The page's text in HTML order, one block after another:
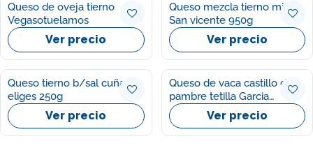
Queso de oveja tierno
Vegasotuelamos
Ver precio
Queso mezcla tierno mini
San vicente 950g
Ver precio
Queso tierno b/sal cuña Ifa
eliges 250g
Ver precio
Queso de vaca castillo de
pambre tetilla Garcia
baquero 600gVer precio